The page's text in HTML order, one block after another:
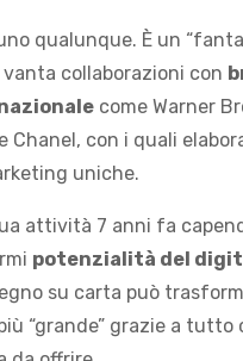
qualunque. È un
vanta collaborazioni con
come Warner
Chanel, con i quali
uniche.
attività 7 anni fa
potenzialità del
su carta può
“grande” grazie a tutto